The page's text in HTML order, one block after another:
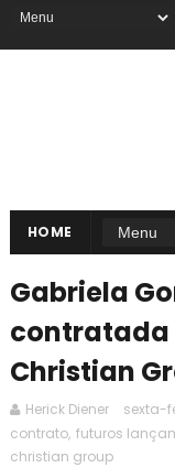
HOME
Gabriela
contratada
Christian
Herick Diener sexta-
contrato, futuros
christian group